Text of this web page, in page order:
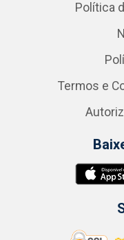
Política
Termos e